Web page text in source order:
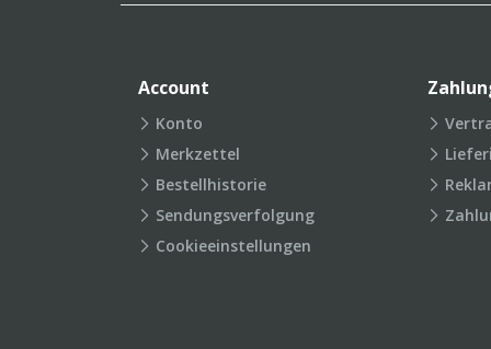
Account
Konto
Merkzettel
Bestellhistorie
Sendungsverfolgung
Cookieeinstellungen